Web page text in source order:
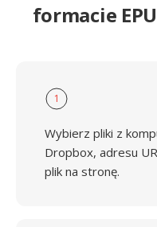
formacie
1
Wybierz pliki z
Dropbox, adresu
plik na stronę.